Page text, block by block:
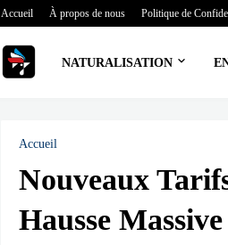
Accueil À propos de nous Politique de
NATURALISATION
Accueil
Nouveaux
Hausse